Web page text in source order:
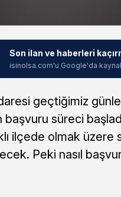
Son ilan ve haberleri
isinolsa.com'u Google'da
geçtiğimiz
başvuru süreci
ilçede olmak üzere
Peki nasıl